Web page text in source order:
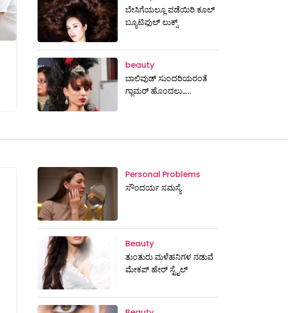
ಬೇಸಿಗೆಯಲ್ಲೂ ಪಡೆಯಿರಿ ಕೂಲ್
ಬ್ಯೂಟಿಫುಲ್ ಲುಕ್ಸ್
beauty
ಬಾಲಿವುಡ್ ಸುಂದರಿಯರಂತೆ
ಗ್ಲಾಮರ್ ಹೊಂದಲು…..
Personal Problems
ಸೌಂದರ್ಯ ಸಮಸ್ಯೆ
Beauty
ತುಂತುರು ಮಳೆಹನಿಗಳ ನಡುವೆ
ಮೇಕಪ್ ಹೇರ್ ಸ್ಟೈಲ್